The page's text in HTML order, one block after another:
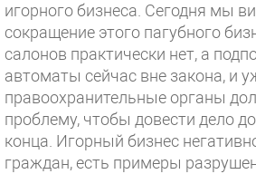
игорного бизнеса. Сегодня мы
сокращение этого пагубного
салонов практически нет, а
автоматы сейчас вне закона, и
правоохранительные органы
проблему, чтобы довести дело
конца. Игорный бизнес
граждан, есть примеры